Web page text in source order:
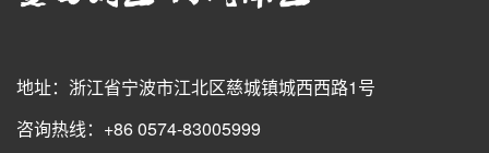
地址：浙江省宁波市江北区慈城镇城西西路1号
咨询热线：+86 0574-83005999